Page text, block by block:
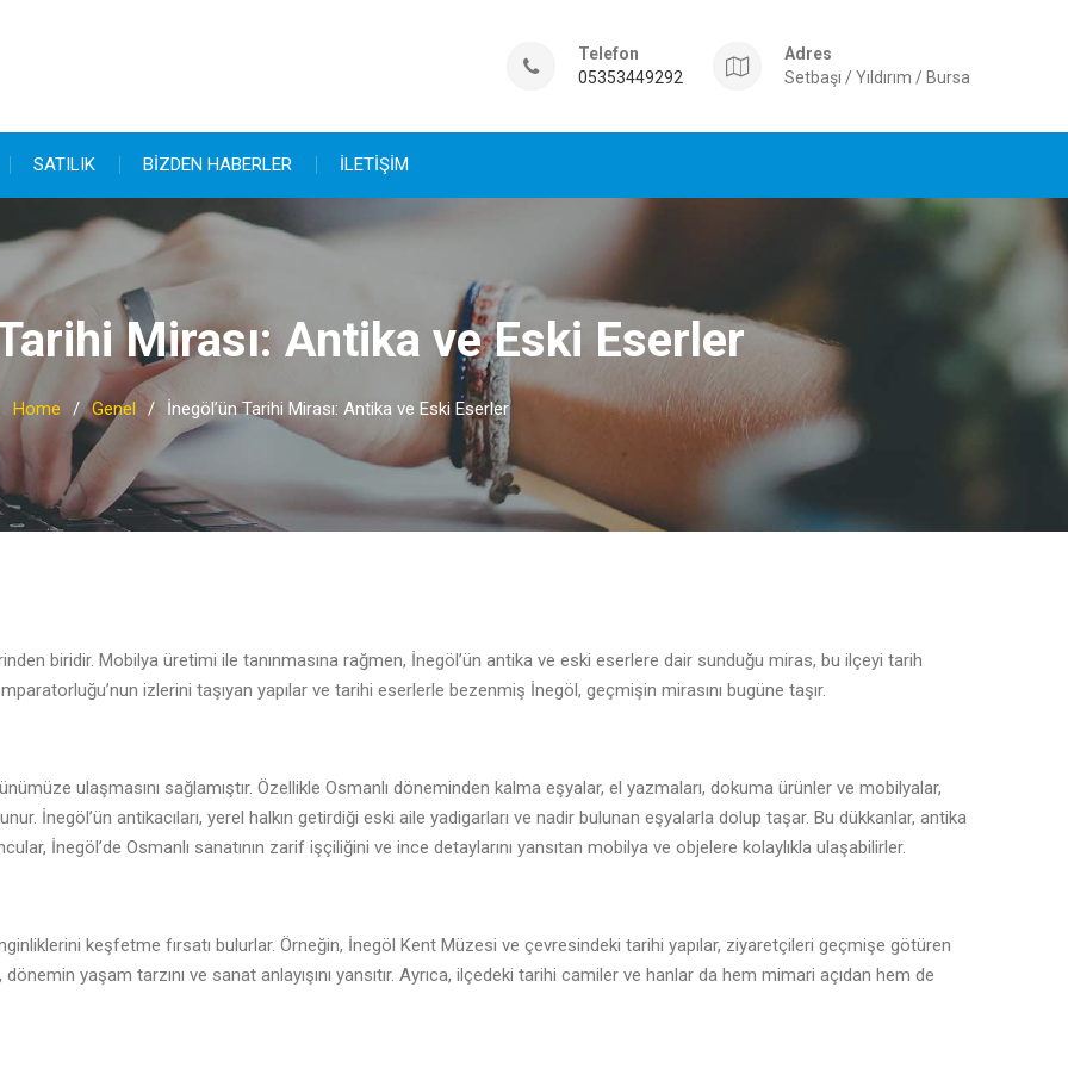
Telefon
05353449292
Adres
Setbaşı / Yıldırım / Bursa
SATILIK BİZDEN HABERLER İLETİŞİM
Mirası: Antika ve Eski Eserler
Home Genel İnegöl’ün Tarihi Mirası: Antika ve Eski Eserler
biridir. Mobilya üretimi ile tanınmasına rağmen, İnegöl’ün antika ve eski eserlere dair sunduğu miras, bu ilçeyi tarih
izlerini taşıyan yapılar ve tarihi eserlerle bezenmiş İnegöl, geçmişin mirasını bugüne taşır.
ulaşmasını sağlamıştır. Özellikle Osmanlı döneminden kalma eşyalar, el yazmaları, dokuma ürünler ve mobilyalar,
İnegöl’ün antikacıları, yerel halkın getirdiği eski aile yadigarları ve nadir bulunan eşyalarla dolup taşar. Bu dükkanlar, antika
İnegöl’de Osmanlı sanatının zarif işçiliğini ve ince detaylarını yansıtan mobilya ve objelere kolaylıkla ulaşabilirler.
keşfetme fırsatı bulurlar. Örneğin, İnegöl Kent Müzesi ve çevresindeki tarihi yapılar, ziyaretçileri geçmişe götüren
yaşam tarzını ve sanat anlayışını yansıtır. Ayrıca, ilçedeki tarihi camiler ve hanlar da hem mimari açıdan hem de